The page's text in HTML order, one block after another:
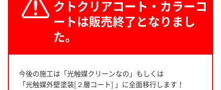
クトクリアコート・カラーコ
ートは販売終了となりまし
た。
今後の施工は「光触媒クリーンなの」もしくは
「光触媒外壁塗装[２層コート] 」に全面移行します！